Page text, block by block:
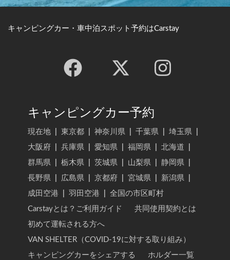
キャンピングカー・車中泊スポット予約はCarstay
キャンピングカー予約
現在地 東京都 神奈川県 千葉県 埼玉県
大阪府
兵庫県 愛知県 福岡県 北海道
群馬県
栃木県 茨城県 山梨県 静岡県
長野県
広島県 京都府 宮城県 新潟県
成田空港
羽田空港
全国の市区町村
Carstayとは？ご利用ガイド
共同使用契約とは
初めて運転される方へ
VAN SHELTER（COVID-19に対する取り組み）
キャンピングカーをシェアする
ホルダー一覧